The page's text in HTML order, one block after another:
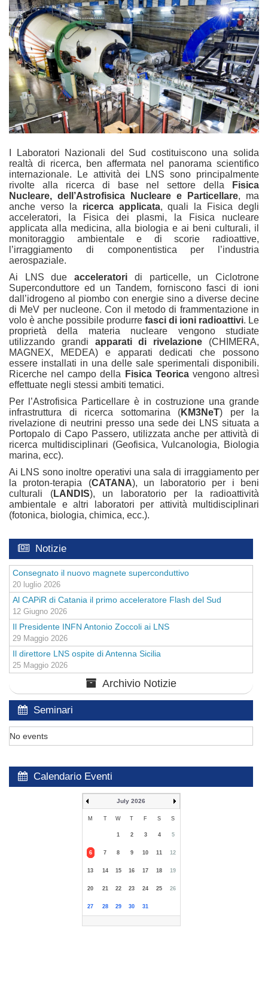
I Laboratori Nazionali del Sud costituiscono una solida
realtà di ricerca, ben affermata nel panorama scientifico
internazionale. Le attività dei LNS sono principalmente
rivolte alla ricerca di base nel settore della
Fisica
Nucleare, dell’Astrofisica Nucleare e Particellare, ma
anche verso la ricerca applicata, quali la Fisica degli
acceleratori, la Fisica dei plasmi, la Fisica nucleare
applicata alla medicina, alla biologia e ai beni culturali, il
monitoraggio ambientale e di scorie radioattive,
l’irraggiamento di componentistica per l’industria
aerospaziale.
Ai LNS dueacceleratori di particelle, un Ciclotrone
Superconduttore ed un Tandem, forniscono fasci di ioni
dall’idrogeno al piombo con energie sino a diverse decine
di MeV per nucleone. Con il metodo di frammentazione in
volo è anche possibile produrre fasci di ioni radioattivi. Le
proprietà della materia nucleare vengono studiate
utilizzando grandi apparati di rivelazione (CHIMERA,
MAGNEX, MEDEA) e apparati dedicati che possono
essere installati in una delle sale sperimentali disponibili.
Ricerche nel campo della
Fisica Teoricavengono altresì
effettuate negli stessi ambiti tematici.
Per l’Astrofisica Particellare è in costruzione una grande
infrastruttura di ricerca sottomarina (KM3NeT) per la
rivelazione di neutrini presso una sede dei LNS situata a
Portopalo di Capo Passero, utilizzata anche per attività di
ricerca multidisciplinari (Geofisica, Vulcanologia, Biologia
marina, ecc).
Ai LNS sono inoltre operativi una sala di irraggiamento per
la proton-terapia (CATANA), un laboratorio per i beni
culturali (LANDIS), un laboratorio per la radioattività
ambientale e altri laboratori per attività multidisciplinari
(fotonica, biologia, chimica, ecc.).
Notizie
Consegnato il nuovo magnete superconduttivo
20 luglio 2026
Al CAPiR di Catania il primo acceleratore Flash del Sud
12 Giugno 2026
Il Presidente INFN Antonio Zoccoli ai LNS
29 Maggio 2026
Il direttore LNS ospite di Antenna Sicilia
25 Maggio 2026
Archivio Notizie
Seminari
No events
Calendario Eventi
July 2026
M T W T F S S
1 2 3 4 5
6 7 8 9 10 11 12
13 14 15 16 17 18 19
20 21 22 23 24 25 26
27 28 29 30 31